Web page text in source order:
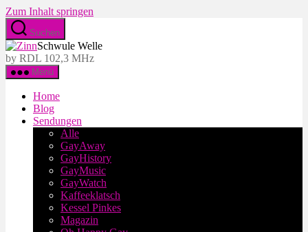
Zum Inhalt springen
Suchen
Schwule Welle
by RDL 102,3 MHz
Menü
Home
Blog
Sendungen
Alle
GayAway
GayHistory
GayMusic
GayWatch
Kaffeeklatsch
Kessel Pinkes
Magazin